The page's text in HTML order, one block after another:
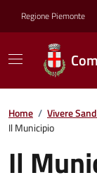
Regione Piemonte
Home / Vivere
Il Municipio
Il